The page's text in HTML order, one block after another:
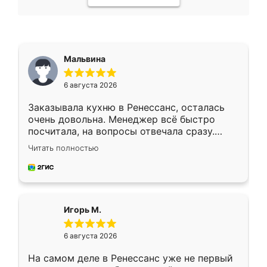
Мальвина
6 августа 2026
Заказывала кухню в Ренессанс, осталась
очень довольна. Менеджер всё быстро
посчитала, на вопросы отвечала сразу.
Замерщик приехал в субботу, подошёл к
делу со всей ответственностью. Собрали
за день, ребята работали аккуратно, даже
Читать полностью
Игорь М.
6 августа 2026
На самом деле в Ренессанс уже не первый